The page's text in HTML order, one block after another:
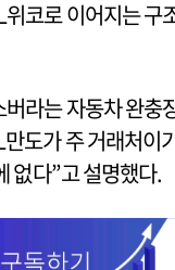
코로 이어지는 구
라는 자동차 완충
도가 주 거래처이
없다”고 설명했다.